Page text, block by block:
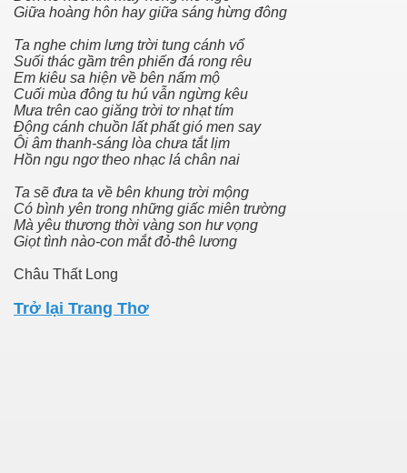
Giữa hoàng hôn hay giữa sáng hừng đông
Ta nghe chim lưng trời tung cánh vổ
Suối thác gầm trên phiến đá rong rêu
Em kiêu sa hiện về bên nấm mộ
Cuối mùa đông tu hú vẫn ngừng kêu
Mưa trên cao giăng trời tơ nhạt tím
Động cánh chuồn lất phất gió men say
Ôi âm thanh-sáng lòa chưa tắt lịm
Hồn ngu ngơ theo nhạc lá chân nai
Ta sẽ đưa ta về bên khung trời mộng
Có bình yên trong những giấc miên trường
Mà yêu thương thời vàng son hư vọng
Giọt tình nào-con mắt đỏ-thê lương
Châu Thất Long
Trở lại Trang Thơ